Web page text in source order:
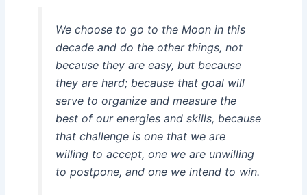
We choose to go to the Moon in this
decade and do the other things, not
because they are easy, but because
they are hard; because that goal will
serve to organize and measure the
best of our energies and skills, because
that challenge is one that we are
willing to accept, one we are unwilling
to postpone, and one we intend to win.